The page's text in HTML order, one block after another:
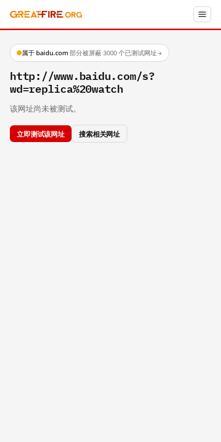
属于 baidu.com·部分被屏蔽·3000 个已测试网址→
http://www.baidu.com/s?
wd=replica%20watch
该网址尚未被测试。
立即测试该网址 搜索相关网址